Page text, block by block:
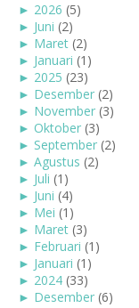
► 2026 (5)
► Juni (2)
► Maret (2)
► Januari (1)
► 2025 (23)
► Desember (2)
► November (3)
► Oktober (3)
► September (2)
► Agustus (2)
► Juli (1)
► Juni (4)
► Mei (1)
► Maret (3)
► Februari (1)
► Januari (1)
► 2024 (33)
► Desember (6)